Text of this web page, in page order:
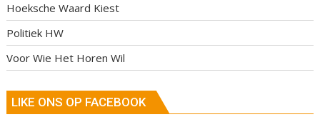
Hoeksche Waard Kiest
Politiek HW
Voor Wie Het Horen Wil
LIKE ONS OP FACEBOOK